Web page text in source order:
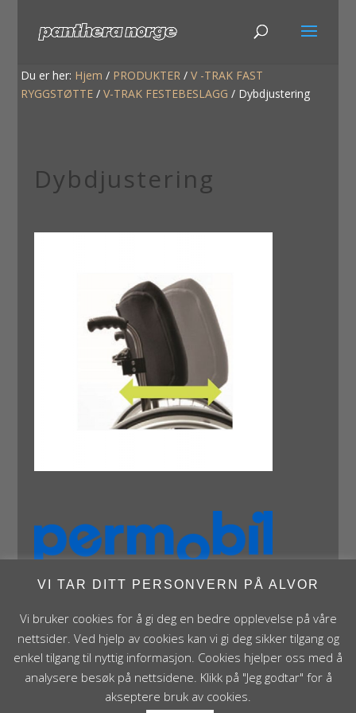
Du er her: Hjem / PRODUKTER /V -TRAK FAST
RYGGSTØTTE /V-TRAK FESTEBESLAGG / Dybdjustering
Dybdjustering
Panthera Norge AS • Røykenveien 142A • NO - 1386
Asker • Norge • post@panthera.no • Tlf: 90 24 55 55 •
VI TAR DITT PERSONVERN PÅ ALVOR
Vi bruker cookies for å gi deg en bedre opplevelse på våre
nettsider. Ved hjelp av cookies kan vi gi deg sikker tilgang og
enkel tilgang til nyttig informasjon. Cookies hjelper oss med å
analysere besøk på nettsidene. Klikk på "Jeg godtar" for å
akseptere bruk av cookies.